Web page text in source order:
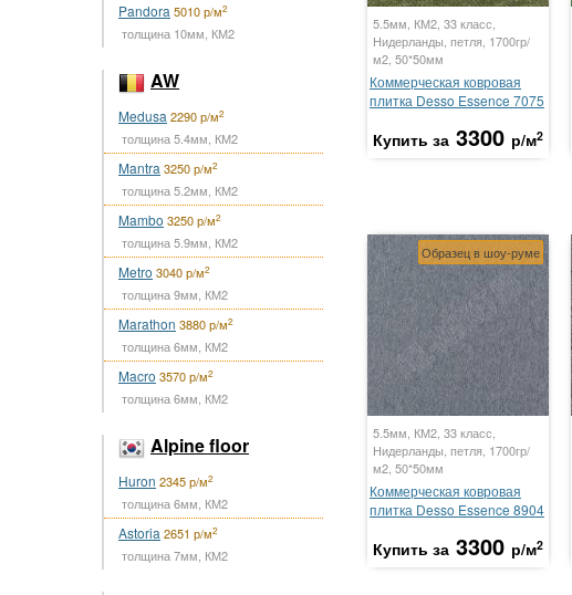
Pandora 5010 р/м2
толщина 10мм, КМ2
AW
Medusa 2290 р/м2
толщина 5.4мм, КМ2
Mantra 3250 р/м2
толщина 5.2мм, КМ2
Mambo 3250 р/м2
толщина 5.9мм, КМ2
Metro 3040 р/м2
толщина 9мм, КМ2
Marathon 3880 р/м2
толщина 6мм, КМ2
Macro 3570 р/м2
толщина 6мм, КМ2
Alpine floor
Huron 2345 р/м2
толщина 6мм, КМ2
Astoria 2651 р/м2
толщина 7мм, КМ2
5.5мм, КМ2, 33 класс,
Нидерланды, петля, 1700гр/
м2, 50*50мм
Коммерческая ковровая
плитка Desso Essence 7075
Купить за 3300 р/м2
Образец в шоу-руме
5.5мм, КМ2, 33 класс,
Нидерланды, петля, 1700гр/
м2, 50*50мм
Коммерческая ковровая
плитка Desso Essence 8904
Купить за 3300 р/м2